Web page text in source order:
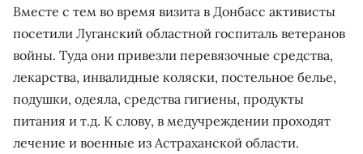
Вместе с тем во время визита в Донбасс активисты
посетили Луганский областной госпиталь ветеранов
войны. Туда они привезли перевязочные средства,
лекарства, инвалидные коляски, постельное белье,
подушки, одеяла, средства гигиены, продукты
питания и т.д. К слову, в медучреждении проходят
лечение и военные из Астраханской области.